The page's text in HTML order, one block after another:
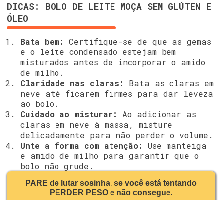
DICAS: BOLO DE LEITE MOÇA SEM GLÚTEN E
ÓLEO
Bata bem:
Certifique-se de que as gemas
e o leite condensado estejam bem
misturados antes de incorporar o amido
de milho.
Claridade nas claras:
Bata as claras em
neve até ficarem firmes para dar leveza
ao bolo.
Cuidado ao misturar:
Ao adicionar as
claras em neve à massa, misture
delicadamente para não perder o volume.
Unte a forma com atenção:
Use manteiga
e amido de milho para garantir que o
bolo não grude.
PARE de lutar sosinha, se você está tentando
PERDER PESO e não consegue.